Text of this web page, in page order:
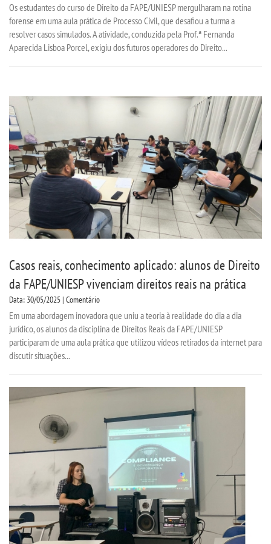
VESTIBULAR
TRANSFERÊNCIA
MATRÍCULA
EDITAL
EDITAL - ADENDO 1
PUBLICAÇÕES
DESTAQUES
UNIESP NEWS
REPOSITÓRIO
CERTIFICADOS
PORTARIAS
RESOLUÇÕES CONSU
LOGIN
Os estudantes do curso de Direito da FAPE/UNIESP mergulharam na rotina
forense em uma aula prática de Processo Civil, que desafiou a turma a
resolver casos simulados. A atividade, conduzida pela Prof.ª Fernanda
Aparecida Lisboa Porcel, exigiu dos futuros operadores do Direito...
Casos reais, conhecimento aplicado: alunos de Direito
da FAPE/UNIESP vivenciam direitos reais na prática
Data: 30/05/2025 | Comentário
Em uma abordagem inovadora que uniu a teoria à realidade do dia a dia
jurídico, os alunos da disciplina de Direitos Reais da FAPE/UNIESP
participaram de uma aula prática que utilizou vídeos retirados da internet para
discutir situações...